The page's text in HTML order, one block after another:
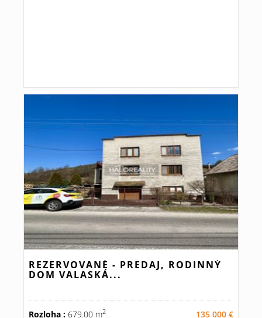
REZERVOVANÉ - PREDAJ, RODINNÝ
DOM VALASKÁ...
Rozloha : 679.00 m2
135 000 €